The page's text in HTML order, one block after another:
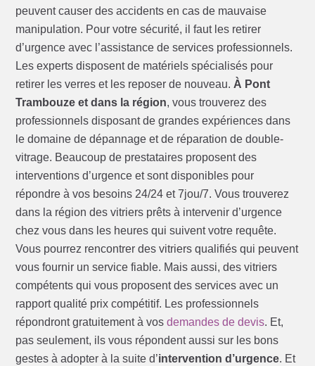
peuvent causer des accidents en cas de mauvaise
manipulation. Pour votre sécurité, il faut les retirer
d’urgence avec l’assistance de services professionnels.
Les experts disposent de matériels spécialisés pour
retirer les verres et les reposer de nouveau.À Pont
Trambouze et dans la région, vous trouverez des
professionnels disposant de grandes expériences dans
le domaine de dépannage et de réparation de double-
vitrage. Beaucoup de prestataires proposent des
interventions d’urgence et sont disponibles pour
répondre à vos besoins 24/24 et 7jou/7. Vous trouverez
dans la région des vitriers prêts à intervenir d’urgence
chez vous dans les heures qui suivent votre requête.
Vous pourrez rencontrer des vitriers qualifiés qui peuvent
vous fournir un service fiable. Mais aussi, des vitriers
compétents qui vous proposent des services avec un
rapport qualité prix compétitif. Les professionnels
répondront gratuitement à vosdemandes de devis. Et,
pas seulement, ils vous répondent aussi sur les bons
gestes à adopter à la suite d’intervention d’urgence. Et